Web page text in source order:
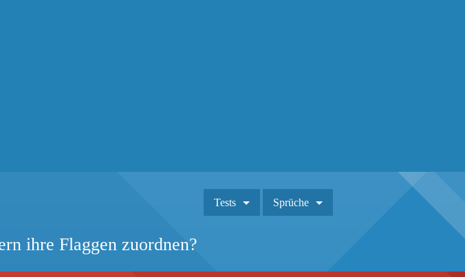
Tests Sprüche
ihre Flaggen zuordnen?